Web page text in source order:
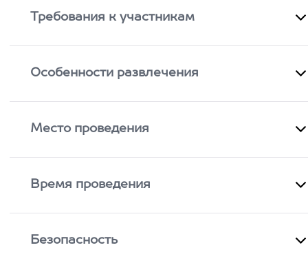
Требования к участникам
Особенности развлечения
Место проведения
Время проведения
Безопасность